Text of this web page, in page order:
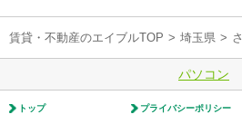
賃貸・不動産のエイブルTOP > 埼玉県 >
パソコン
トップ プライバシーポリシー